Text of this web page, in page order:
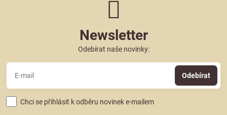
Newsletter
Odebírat naše novinky:
Odebírat
Chci se přihlásit k odběru novinek e-mailem